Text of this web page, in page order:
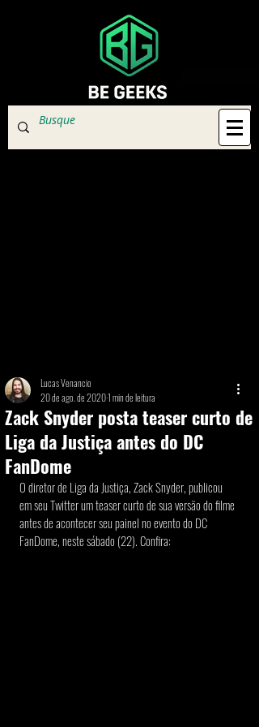
Zack Snyder posta teaser curto de
Liga da Justiça antes do DC
FanDome
Lucas Venancio
20 de ago. de 20201 min de leitura
O diretor de Liga da Justiça, Zack Snyder, publicou
em seu Twitter um teaser curto de sua versão do filme
antes de acontecer seu painel no evento do DC
FanDome, neste sábado (22). Confira: